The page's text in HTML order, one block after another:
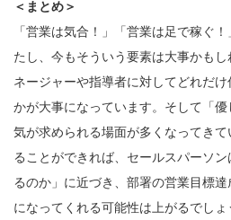
＜まとめ＞
「営業は気合！」「営業は足で稼ぐ
たし、今もそういう要素は大事かも
ネージャーや指導者に対してどれだ
かが大事になっています。そして「
気が求められる場面が多くなってき
ることができれば、セールスパーソ
るのか」に近づき、部署の営業目標
になってくれる可能性は上がるでしょ